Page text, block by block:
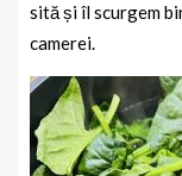
sită și îl scurgem
camerei.